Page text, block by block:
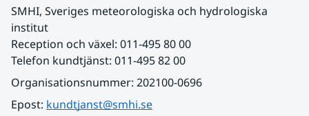
SMHI, Sveriges meteorologiska och hydrologiska
institut
Reception och växel: 011-495 80 00
Telefon kundtjänst: 011-495 82 00
Organisationsnummer: 202100-0696
Epost: kundtjanst@smhi.se